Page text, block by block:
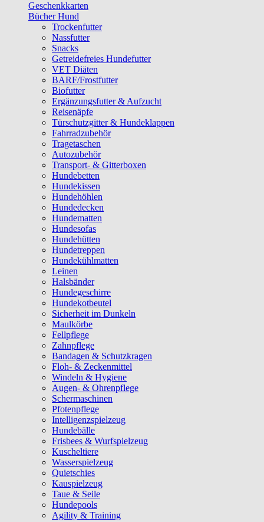
Geschenkkarten
Bücher Hund
Trockenfutter
Nassfutter
Snacks
Getreidefreies Hundefutter
VET Diäten
BARF/Frostfutter
Biofutter
Ergänzungsfutter & Aufzucht
Reisenäpfe
Türschutzgitter & Hundeklappen
Fahrradzubehör
Tragetaschen
Autozubehör
Transport- & Gitterboxen
Hundebetten
Hundekissen
Hundehöhlen
Hundedecken
Hundematten
Hundesofas
Hundehütten
Hundetreppen
Hundekühlmatten
Leinen
Halsbänder
Hundegeschirre
Hundekotbeutel
Sicherheit im Dunkeln
Maulkörbe
Fellpflege
Zahnpflege
Bandagen & Schutzkragen
Floh- & Zeckenmittel
Windeln & Hygiene
Augen- & Ohrenpflege
Schermaschinen
Pfotenpflege
Intelligenzspielzeug
Hundebälle
Frisbees & Wurfspielzeug
Kuscheltiere
Wasserspielzeug
Quietschies
Kauspielzeug
Taue & Seile
Hundepools
Agility & Training